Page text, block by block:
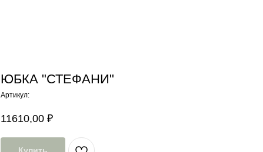
ЮБКА "СТЕФАНИ"
Артикул:
11610,00 ₽